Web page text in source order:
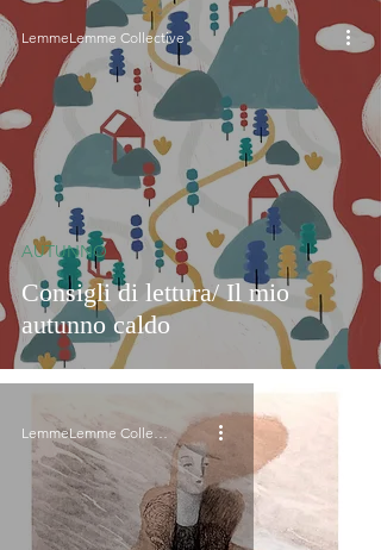
Consigli di lettura/ Il mio
autunno caldo
AUTUNNO
LemmeLemme Collective
LemmeLemme Collective